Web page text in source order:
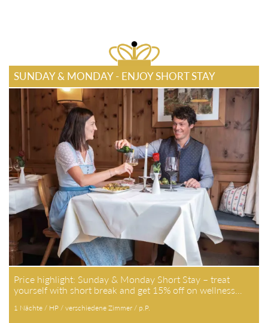
SUNDAY & MONDAY - ENJOY SHORT STAY
Price highlight: Sunday & Monday Short Stay – treat
yourself with short break and get 15% off on wellness…
1 Nächte / HP / verschiedene Zimmer / p.P.